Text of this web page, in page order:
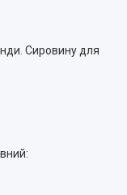
Сировину для